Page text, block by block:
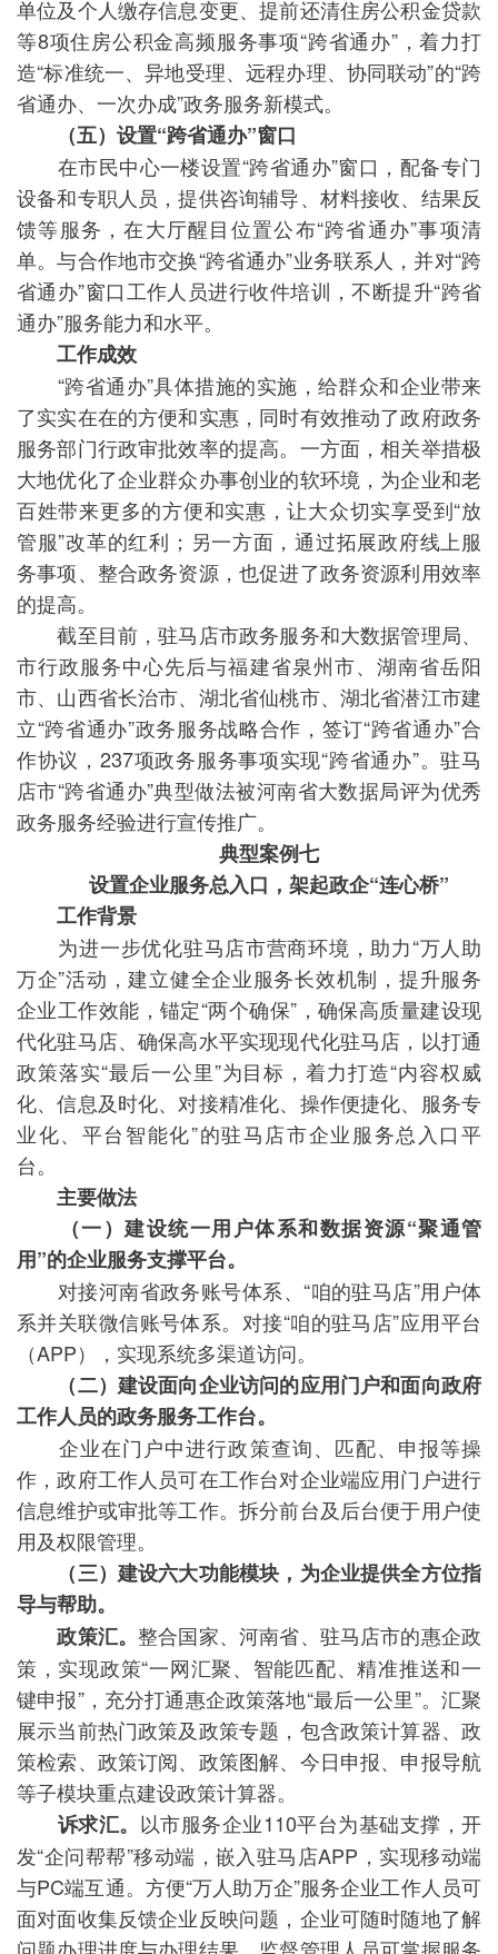
单位及个人缴存信息变更、提前还清住房公积金贷款
等8项住房公积金高频服务事项“跨省通办”，着力打
造“标准统一、异地受理、远程办理、协同联动”的“跨
省通办、一次办成”政务服务新模式。
（五）设置“跨省通办”窗口
在市民中心一楼设置“跨省通办”窗口，配备专门
设备和专职人员，提供咨询辅导、材料接收、结果反
馈等服务，在大厅醒目位置公布“跨省通办”事项清
单。与合作地市交换“跨省通办”业务联系人，并对“跨
省通办”窗口工作人员进行收件培训，不断提升“跨省
通办”服务能力和水平。
工作成效
“跨省通办”具体措施的实施，给群众和企业带来
了实实在在的方便和实惠，同时有效推动了政府政务
服务部门行政审批效率的提高。一方面，相关举措极
大地优化了企业群众办事创业的软环境，为企业和老
百姓带来更多的方便和实惠，让大众切实享受到“放
管服”改革的红利；另一方面，通过拓展政府线上服
务事项、整合政务资源，也促进了政务资源利用效率
的提高。
截至目前，驻马店市政务服务和大数据管理局、
市行政服务中心先后与福建省泉州市、湖南省岳阳
市、山西省长治市、湖北省仙桃市、湖北省潜江市建
立“跨省通办”政务服务战略合作，签订“跨省通办”合
作协议，237项政务服务事项实现“跨省通办”。驻马
店市“跨省通办”典型做法被河南省大数据局评为优秀
政务服务经验进行宣传推广。
典型案例七
设置企业服务总入口，架起政企“连心桥”
工作背景
为进一步优化驻马店市营商环境，助力“万人助
万企”活动，建立健全企业服务长效机制，提升服务
企业工作效能，锚定“两个确保”，确保高质量建设现
代化驻马店、确保高水平实现现代化驻马店，以打通
政策落实“最后一公里”为目标，着力打造“内容权威
化、信息及时化、对接精准化、操作便捷化、服务专
业化、平台智能化”的驻马店市企业服务总入口平
台。
主要做法
（一）建设统一用户体系和数据资源“聚通管
用”的企业服务支撑平台。
对接河南省政务账号体系、“咱的驻马店”用户体
系并关联微信账号体系。对接“咱的驻马店”应用平台
（APP），实现系统多渠道访问。
（二）建设面向企业访问的应用门户和面向政府
工作人员的政务服务工作台。
企业在门户中进行政策查询、匹配、申报等操
作，政府工作人员可在工作台对企业端应用门户进行
信息维护或审批等工作。拆分前台及后台便于用户使
用及权限管理。
（三）建设六大功能模块，为企业提供全方位指
导与帮助。
政策汇。整合国家、河南省、驻马店市的惠企政
策，实现政策“一网汇聚、智能匹配、精准推送和一
键申报”，充分打通惠企政策落地“最后一公里”。汇聚
展示当前热门政策及政策专题，包含政策计算器、政
策检索、政策订阅、政策图解、今日申报、申报导航
等子模块重点建设政策计算器。
诉求汇。 以市服务企业110平台为基础支撑，开
发“企问帮帮”移动端，嵌入驻马店APP，实现移动端
与PC端互通。方便“万人助万企”服务企业工作人员可
面对面收集反馈企业反映问题，企业可随时随地了解